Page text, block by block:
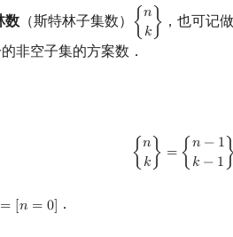
数 （斯特林子集数） { 𝑛
𝑘 }
{n k ，也可记做
非空子集的方案数．
{ 𝑛
𝑘 } = { 𝑛 − 1
𝑘 − 1 }
= {n −1 k− 1
= [𝑛 = 0]
[n 0] ．